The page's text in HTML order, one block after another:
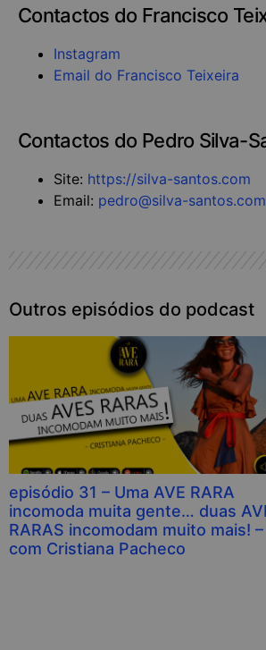
Contactos do Francisco
Instagram
Email do Francisco Teixeira
Contactos do Pedro Silva-
Site: https://silva-santos.com
Email: pedro@silva-santos.com
Outros episódios do podcast
episódio 31 – Uma AVE RARA
incomoda muita gente… duas
RARAS incomodam muito mais! –
com Cristiana Pacheco